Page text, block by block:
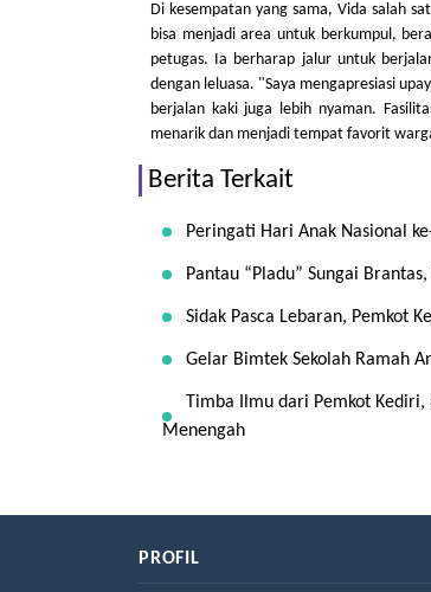
Di kesempatan yang sama, Vida salah
bisa menjadi area untuk berkumpul,
petugas. Ia berharap jalur untuk
dengan leluasa. "Saya mengapresiasi
berjalan kaki juga lebih nyaman.
menarik dan menjadi tempat favorit
Berita Terkait
Peringati Hari Anak Nasional
Pantau “Pladu” Sungai
Sidak Pasca Lebaran, Pemkot
Gelar Bimtek Sekolah Ramah
Timba Ilmu dari Pemkot Kediri,
Menengah
PROFIL